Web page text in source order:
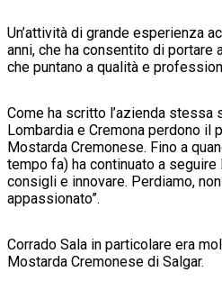
Un’attività di grande esperienza
anni, che ha consentito di portare
che puntano a qualità e
Come ha scritto l’azienda stessa
Lombardia e Cremona perdono il
Mostarda Cremonese. Fino a
tempo fa) ha continuato a seguire
consigli e innovare. Perdiamo,
appassionato”.
Corrado Sala in particolare era
Mostarda Cremonese di Salgar.